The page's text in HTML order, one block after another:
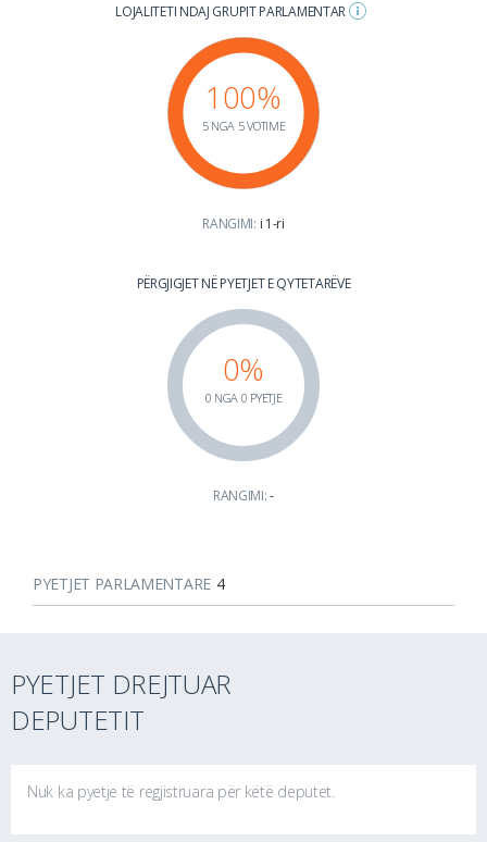
LOJALITETI NDAJ GRUPIT PARLAMENTAR
100%
5 NGA 5 VOTIME
RANGIMI: i 1-ri
PËRGJIGJET NË PYETJET E QYTETARËVE
0%
0 NGA 0 PYETJE
RANGIMI:-
PYETJET PARLAMENTARE 4
PYETJET DREJTUAR
DEPUTETIT
Nuk ka pyetje të regjistruara për këtë deputet.